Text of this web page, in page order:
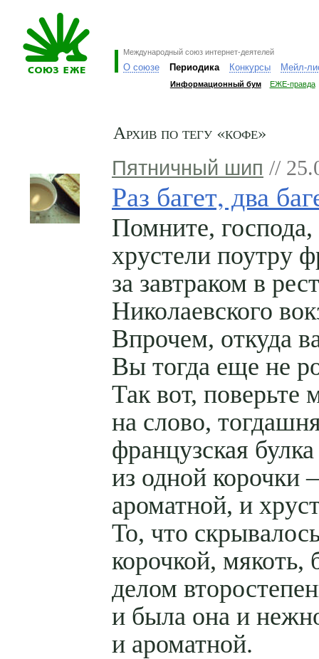
Международный союз интернет-деятелей
О союзе Периодика Конкурсы Мейл-
Информационный бум ЕЖЕ-правда
Архив по тегу «кофе»
Пятничный шип //
Раз багет, два
Помните, господа,
хрустели поутру
за завтраком в
Николаевского
Впрочем, откуда
Вы тогда еще не
Так вот, поверьте
на слово,
французская
из одной корочки
ароматной, и
То, что
корочкой, мякоть,
делом
и была она и
и ароматной.